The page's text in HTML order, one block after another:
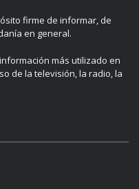
firme de informar, de
en general.
más utilizado en
de la televisión, la radio, la